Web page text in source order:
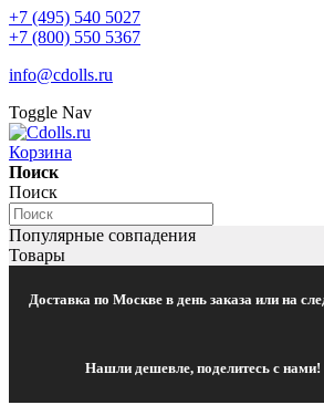
+7 (495) 540 5027
+7 (800) 550 5367
info@cdolls.ru
Toggle Nav
Корзина
Поиск
Поиск
Популярные совпадения
Товары
Доставка по Москве в день заказа или на
Нашли дешевле, поделитесь с нами!